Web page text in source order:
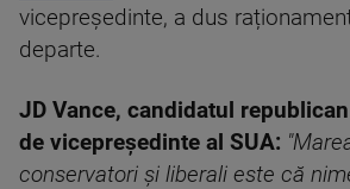
vicepreședinte, a dus
departe.
JD Vance, candidatul
de vicepreședinte al SUA:
conservatori și liberali este că